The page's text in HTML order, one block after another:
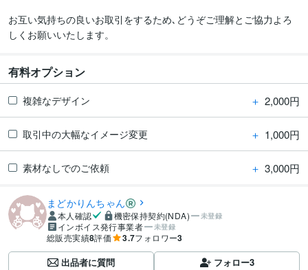
お互い気持ちの良いお取引をするため､どうぞご理解とご協力よろ
しくお願いいたします。
有料オプション
複雑なデザイン ＋ 2,000円
取引中の大幅なイメージ変更 ＋ 1,000円
素材なしでのご依頼 ＋ 3,000円
まどかりんちゃん
本人確認 機密保持契約(NDA) 未登録
インボイス発行事業者 未登録
総販売実績8評価 3.7フォロワー3
出品者に質問 フォロー3